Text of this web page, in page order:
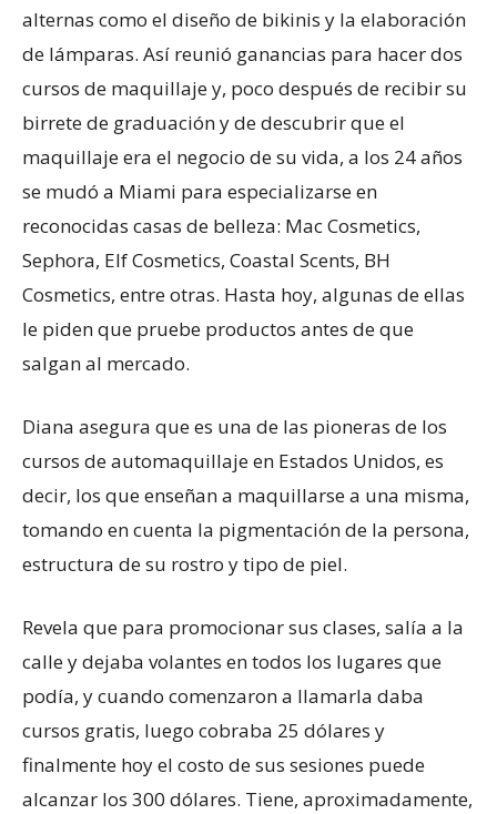
alternas como el diseño de bikinis y la elaboración
de lámparas. Así reunió ganancias para hacer dos
cursos de maquillaje y, poco después de recibir su
birrete de graduación y de descubrir que el
maquillaje era el negocio de su vida, a los 24 años
se mudó a Miami para especializarse en
reconocidas casas de belleza: Mac Cosmetics,
Sephora, Elf Cosmetics, Coastal Scents, BH
Cosmetics, entre otras. Hasta hoy, algunas de ellas
le piden que pruebe productos antes de que
salgan al mercado.
Diana asegura que es una de las pioneras de los
cursos de automaquillaje en Estados Unidos, es
decir, los que enseñan a maquillarse a una misma,
tomando en cuenta la pigmentación de la persona,
estructura de su rostro y tipo de piel.
Revela que para promocionar sus clases, salía a la
calle y dejaba volantes en todos los lugares que
podía, y cuando comenzaron a llamarla daba
cursos gratis, luego cobraba 25 dólares y
finalmente hoy el costo de sus sesiones puede
alcanzar los 300 dólares. Tiene, aproximadamente,